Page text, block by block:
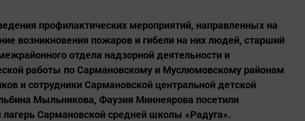
профилактических мероприятий, направленных на
возникновения пожаров и гибели на них людей, старший
отдела надзорной деятельности и
работы по Сармановскому и Муслюмовскому районам
и сотрудники Сармановской центральной детской
Мыльникова, Фаузия Миннеярова посетили
Сармановской средней школы «Радуга».